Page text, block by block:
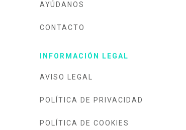
AYÚDANOS
CONTACTO
INFORMACIÓN LEGAL
AVISO LEGAL
POLÍTICA DE PRIVACIDAD
POLÍTICA DE COOKIES